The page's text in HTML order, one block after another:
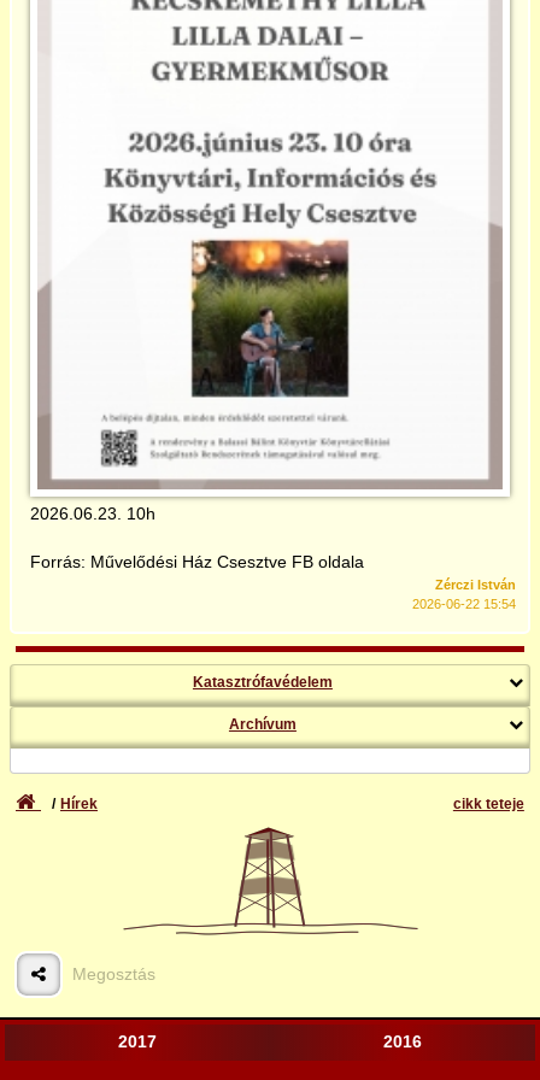
Önkormányzat
és a többi civil
Turista info
Felhasználó
2026.06.23. 10h
Forrás: Művelődési Ház Csesztve FB oldala
Zérczi István
2026-06-22 15:54
Katasztrófavédelem
Archívum
cikk teteje
Hírek
Megosztás
2017 2016